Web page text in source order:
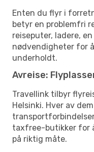
Enten du flyr i
betyr en problemfri
reiseputer, ladere,
nødvendigheter for
underholdt.
Avreise:
Travellink tilbyr
Helsinki. Hver av
taxfree-butikker for
på riktig måte.